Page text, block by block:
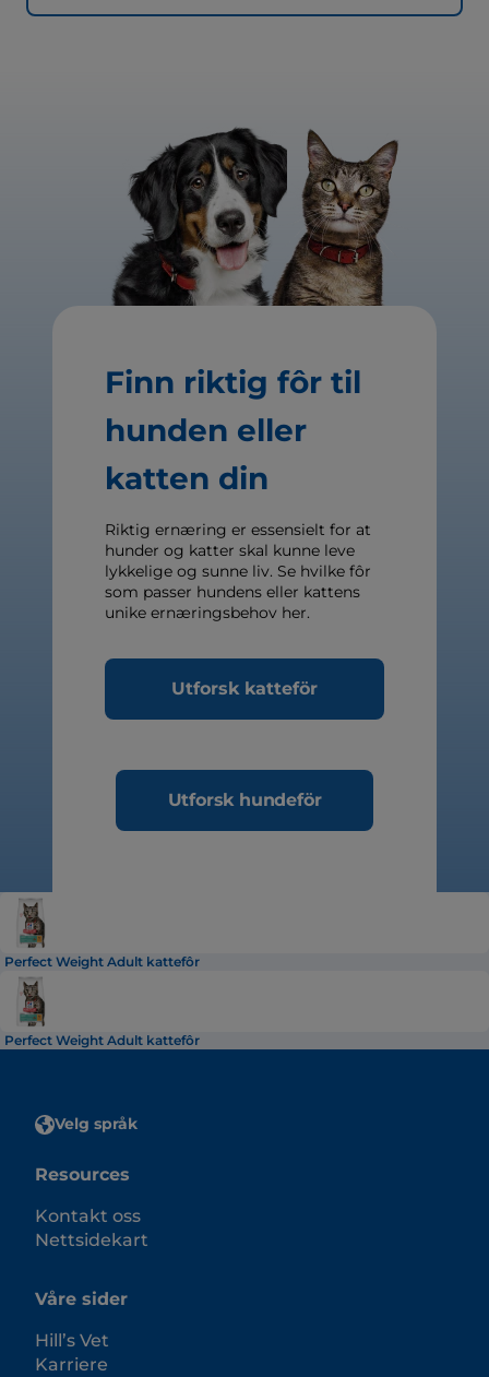
Finn riktig fôr til
hunden eller
katten din
Riktig ernæring er essensielt for at
hunder og katter skal kunne leve
lykkelige og sunne liv. Se hvilke fôr
som passer hundens eller kattens
unike ernæringsbehov her.
Utforsk katteför
Utforsk hundeför
Perfect Weight Adult kattefôr
Perfect Weight Adult kattefôr
Velg språk
Resources
Kontakt oss
Nettsidekart
Våre sider
Hill’s Vet
Karriere